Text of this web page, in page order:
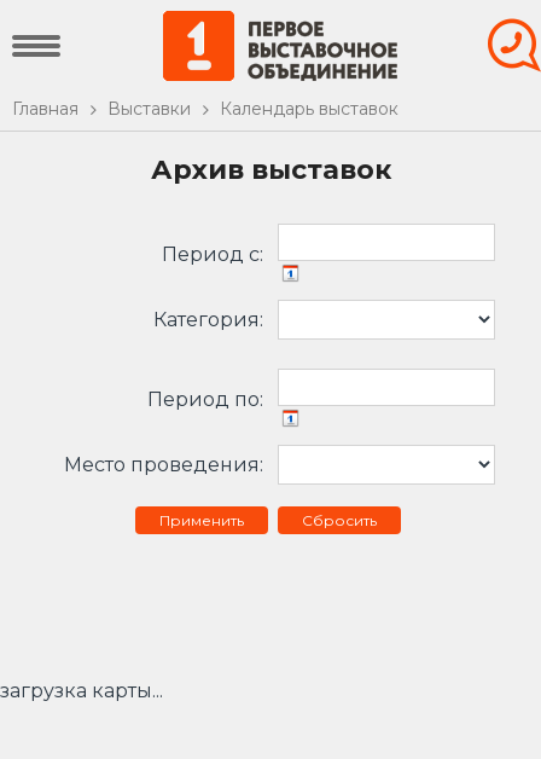
Главная Выставки Календарь выставок
Архив выставок
Период c:
Категория:
Период по:
Место проведения:
Сбросить
загрузка карты...